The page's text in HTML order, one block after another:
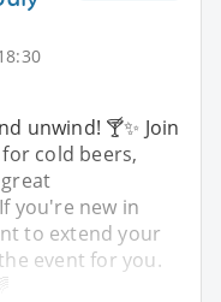
unwind! 🍸✨️ Join
cold beers,
you're new in
to extend your
event for you.